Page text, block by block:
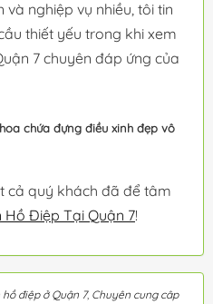
nghiệp vụ nhiều, tôi tin
thiết yếu trong khi xem
7 chuyên đáp ứng của
chứa đựng điều xinh đẹp vô
cả quý khách đã để tâm
Hồ Điệp Tại Quận 7!
điệp ở Quận 7, Chuyên cung câp